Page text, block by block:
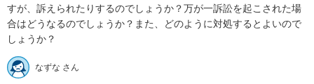
すが、訴えられたりするのでしょうか？万が一訴訟を起こされた場
合はどうなるのでしょうか？また、どのように対処するとよいので
しょうか？
なずな さん